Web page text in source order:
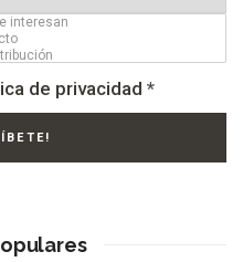
de privacidad *